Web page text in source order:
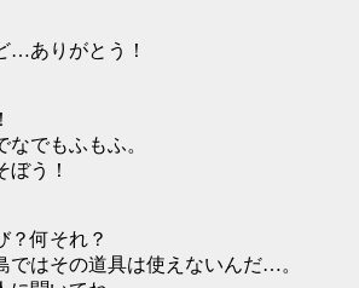
…ありがとう！
でもふもふ。
ぼう！
？何それ？
ではその道具は使えないんだ…。